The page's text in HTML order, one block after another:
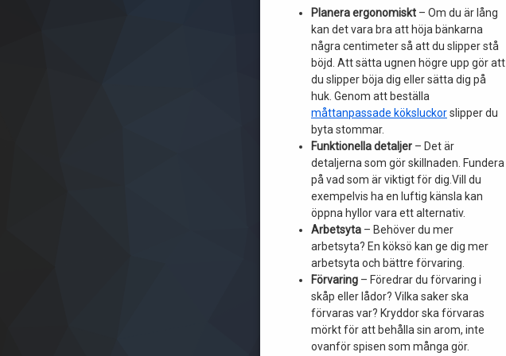
Planera ergonomiskt – Om du är lång
kan det vara bra att höja bänkarna
några centimeter så att du slipper stå
böjd. Att sätta ugnen högre upp gör att
du slipper böja dig eller sätta dig på
huk. Genom att beställa
måttanpassade köksluckorslipper du
byta stommar.
Funktionella detaljer – Det är
detaljerna som gör skillnaden. Fundera
på vad som är viktigt för dig.Vill du
exempelvis ha en luftig känsla kan
öppna hyllor vara ett alternativ.
Arbetsyta – Behöver du mer
arbetsyta? En köksö kan ge dig mer
arbetsyta och bättre förvaring.
Förvaring – Föredrar du förvaring i
skåp eller lådor? Vilka saker ska
förvaras var? Kryddor ska förvaras
mörkt för att behålla sin arom, inte
ovanför spisen som många gör.